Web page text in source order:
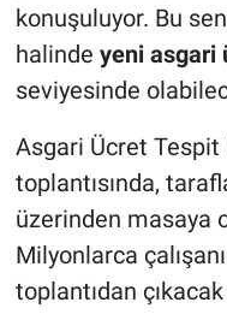
konuşuluyor. Bu
halinde yeni asgari
seviyesinde
Asgari Ücret Tespit
toplantısında,
üzerinden masaya
Milyonlarca
toplantıdan